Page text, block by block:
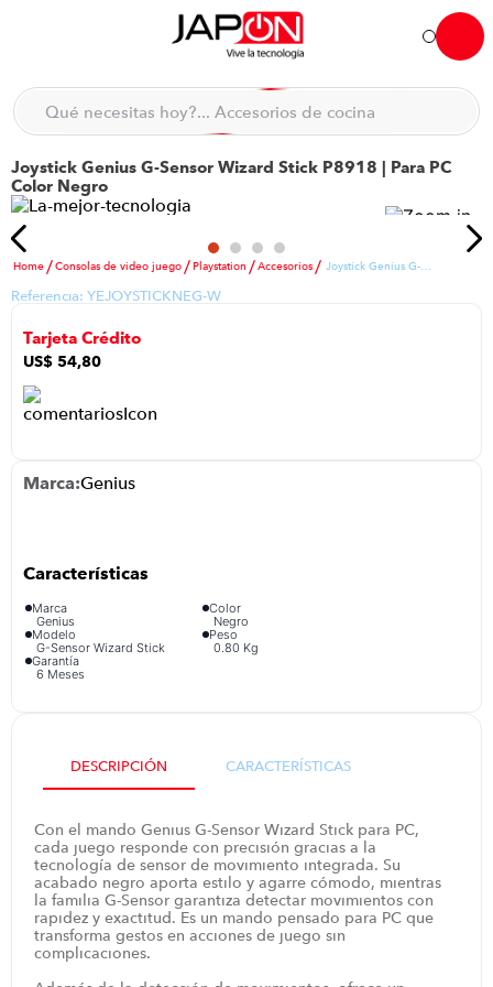
Hola... qué necesitas hoy?
Qué necesitas hoy?... Accesorios de cocina
Joystick Genius G-Sensor Wizard Stick P8918 | Para PC
Color Negro
Consolas de video juego Playstation Accesorios Joystick Genius G-Sensor Wizard Stick P8918 | Para PC Color Negro
Referencia: YEJOYSTICKNEG-W
Tarjeta Crédito
US$ 54,80
Genius
Marca
Genius
Color
Negro
Modelo
G-Sensor Wizard Stick
Peso
0.80 Kg
Garantía
6 Meses
DESCRIPCIÓN CARACTERÍSTICAS
Con el mando Genius G-Sensor Wizard Stick para PC,
cada juego responde con precisión gracias a la
tecnología de sensor de movimiento integrada. Su
acabado negro aporta estilo y agarre cómodo, mientras
la familia G-Sensor garantiza detectar movimientos con
rapidez y exactitud. Es un mando pensado para PC que
transforma gestos en acciones de juego sin
complicaciones.
TÉRMINOS MÁS BUSCADOS
1. moto
5 . england sound parlantes
iphone